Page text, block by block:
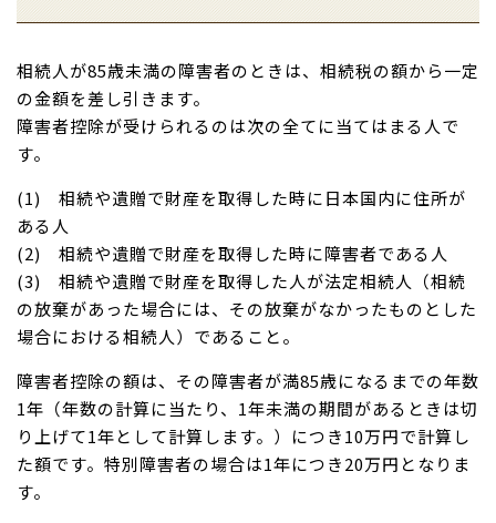
相続人が85歳未満の障害者のときは、相続税の額から一定
の金額を差し引きます。
障害者控除が受けられるのは次の全てに当てはまる人で
す。
(1) 相続や遺贈で財産を取得した時に日本国内に住所が
ある人
(2) 相続や遺贈で財産を取得した時に障害者である人
(3) 相続や遺贈で財産を取得した人が法定相続人（相続
の放棄があった場合には、その放棄がなかったものとした
場合における相続人）であること。
障害者控除の額は、その障害者が満85歳になるまでの年数
1年（年数の計算に当たり、1年未満の期間があるときは切
り上げて1年として計算します。）につき10万円で計算し
た額です。特別障害者の場合は1年につき20万円となりま
す。